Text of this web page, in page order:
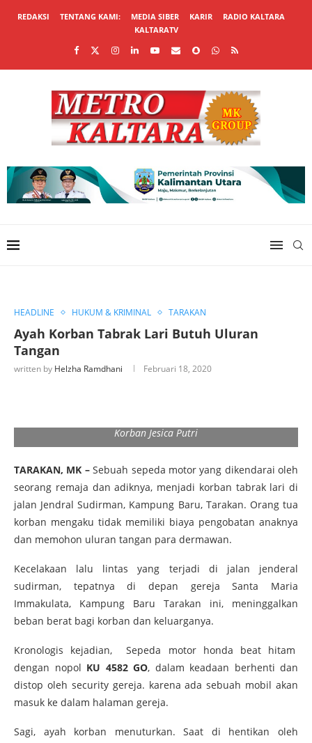
REDAKSI TENTANG KAMI: MEDIA SIBER KARIR
RADIO KALTARA
KALTARATV
HEADLINE HUKUM & KRIMINAL TARAKAN
Ayah Korban Tabrak Lari Butuh Uluran
Tangan
written by Helzha Ramdhani Februari 18, 2020
Korban Jesica Putri
TARAKAN, MK –Sebuah sepeda motor yang dikendarai oleh
seorang remaja dan adiknya, menjadi korban tabrak lari di
jalan Jendral Sudirman, Kampung Baru, Tarakan. Orang tua
korban mengaku tidak memiliki biaya pengobatan anaknya
dan memohon uluran tangan para dermawan.
Kecelakaan lalu lintas yang terjadi di jalan jenderal
sudirman, tepatnya di depan gereja Santa Maria
Immakulata, Kampung Baru Tarakan ini, meninggalkan
beban berat bagi korban dan keluarganya.
Kronologis kejadian, Sepeda motor honda beat hitam
dengan nopol KU 4582 GO, dalam keadaan berhenti dan
distop oleh security gereja. karena ada sebuah mobil akan
masuk ke dalam halaman gereja.
Sagi, ayah korban menuturkan. Saat di hentikan oleh